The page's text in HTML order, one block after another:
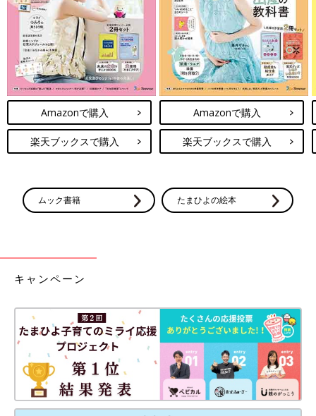
Amazonで購入
楽天ブックスで購入
Amazonで購入
楽天ブックスで購入
ムック書籍 たまひよの絵本
キャンペーン